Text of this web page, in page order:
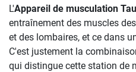
L'Appareil de musculation
entraînement des muscles
et des lombaires, et ce dans
C'est justement la
qui distingue cette station de